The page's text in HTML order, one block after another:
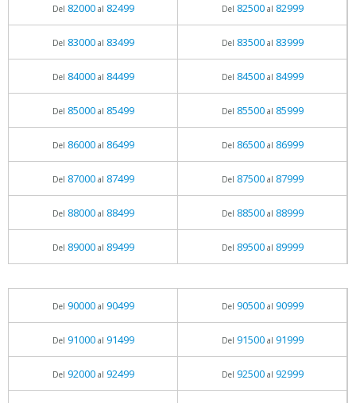
Del 82000al 82499 Del 82500al 82999
Del 83000al 83499 Del 83500al 83999
Del 84000al 84499 Del 84500al 84999
Del 85000al 85499 Del 85500al 85999
Del 86000al 86499 Del 86500al 86999
Del 87000al 87499 Del 87500al 87999
Del 88000al 88499 Del 88500al 88999
Del 89000al 89499 Del 89500al 89999
Del 90000al 90499 Del 90500al 90999
Del 91000al 91499 Del 91500al 91999
Del 92000al 92499 Del 92500al 92999